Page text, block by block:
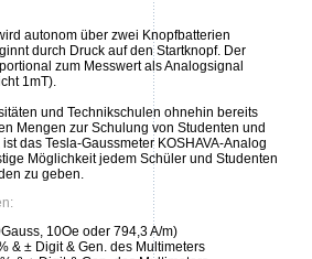
autonom über zwei Knopfbatterien
durch Druck auf den Startknopf. Der
zum Messwert als Analogsignal
1mT).
und Technikschulen ohnehin bereits
Mengen zur Schulung von Studenten und
das Tesla-Gaussmeter KOSHAVA-Analog
Möglichkeit jedem Schüler und Studenten
zu geben.
10Oe oder 794,3 A/m)
& ± Digit & Gen. des Multimeters